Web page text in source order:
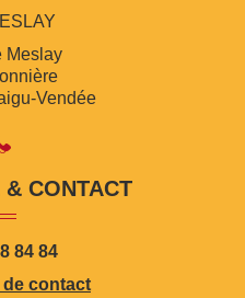
Meslay
Vendée
CONTACT
84 84
de contact